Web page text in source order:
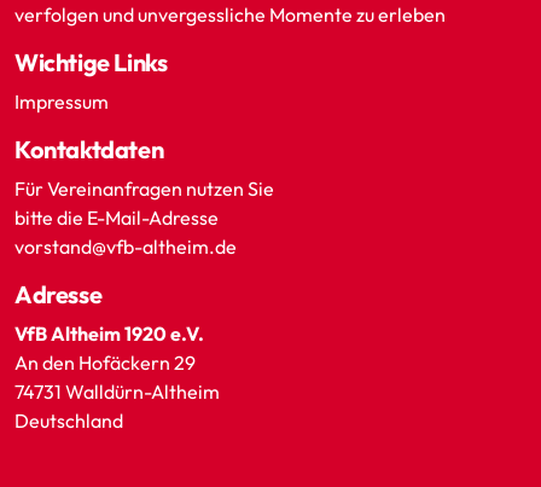
verfolgen und unvergessliche Momente zu erleben
Wichtige Links
Impressum
Kontaktdaten
Für Vereinanfragen nutzen Sie
bitte die E-Mail-Adresse
vorstand@vfb-altheim.de
Adresse
VfB Altheim 1920 e.V.
An den Hofäckern 29
74731 Walldürn-Altheim
Deutschland